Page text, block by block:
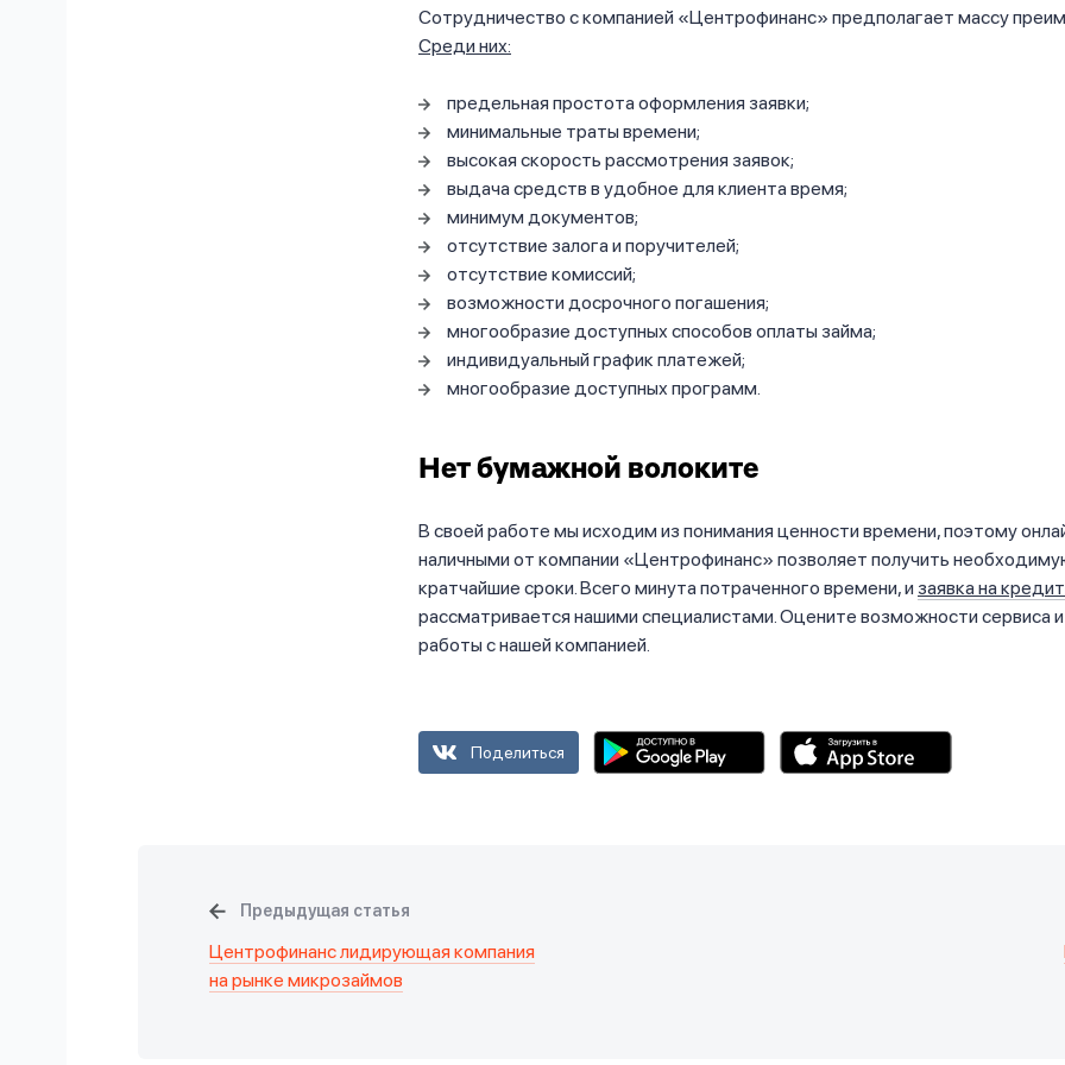
Сотрудничество с компанией «Центрофинанс» предполагает массу
Среди них:
предельная простота оформления заявки;
минимальные траты времени;
высокая скорость рассмотрения заявок;
выдача средств в удобное для клиента время;
минимум документов;
отсутствие залога и поручителей;
отсутствие комиссий;
возможности досрочного погашения;
многообразие доступных способов оплаты займа;
индивидуальный график платежей;
многообразие доступных программ.
Нет бумажной волоките
В своей работе мы исходим из понимания ценности времени, поэтому
наличными от компании «Центрофинанс» позволяет получить
кратчайшие сроки. Всего минута потраченного времени, и заявка на
рассматривается нашими специалистами. Оцените возможности сервиса
работы с нашей компанией.
Поделиться
Предыдущая статья
Центрофинанс лидирующая компания
на рынке микрозаймов